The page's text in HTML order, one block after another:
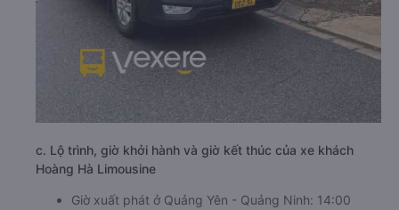
c. Lộ trình, giờ khởi hành và giờ kết thúc của xe khách
Hoàng Hà Limousine
Giờ xuất phát ở Quảng Yên - Quảng Ninh: 14:00